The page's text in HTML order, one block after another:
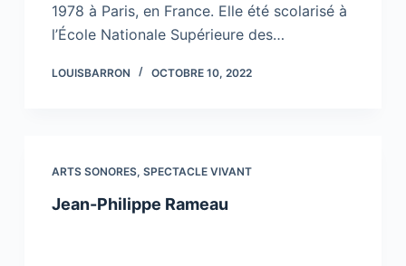
1978 à Paris, en France. Elle été scolarisé à
l’École Nationale Supérieure des…
LOUISBARRON OCTOBRE 10, 2022
ARTS SONORES, SPECTACLE VIVANT
Jean-Philippe Rameau